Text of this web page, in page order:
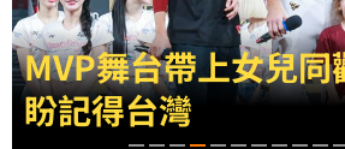
MVP舞台帶上女兒同
盼記得台灣